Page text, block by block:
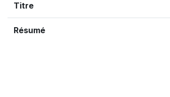
Titre
Résumé